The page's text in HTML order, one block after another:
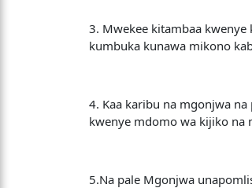
3. Mwekee kitambaa
kumbuka kunawa mikono
4. Kaa karibu na mgonjwa
kwenye mdomo wa kijiko na
5.Na pale Mgonjwa